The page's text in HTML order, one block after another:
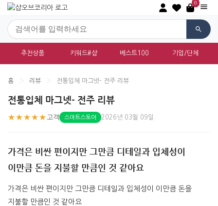
0
추천상품 키워드#샵 베스트100 기업/단체
홈 › 리뷰 › 전통입체 마그넷- 전주 리뷰
전통입체 마그넷- 전주 리뷰
★★★★★ 고객 스마트스토어 2026년 03월 09일
가격은 비싼 편이지만 그만큼 디테일과 입체성이
이만큼 돈을 지불할 만큼인 것 같아요
가격은 비싼 편이지만 그만큼 디테일과 입체성이 이만큼 돈을
지불할 만큼인 것 같아요